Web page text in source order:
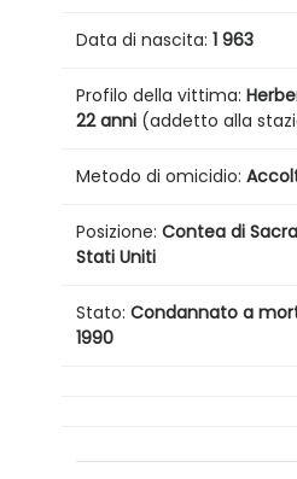
Data di nascita: 1 963
Profilo della vittima:
22 anni (addetto alla
Metodo di omicidio:
Posizione: Contea di
Stati Uniti
Stato: Condannato a
1990